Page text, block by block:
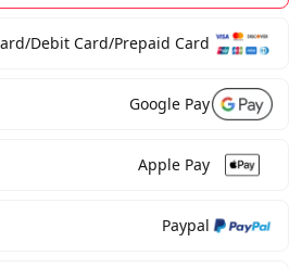
Debit Card/Prepaid Card
Google Pay
Apple Pay
Paypal